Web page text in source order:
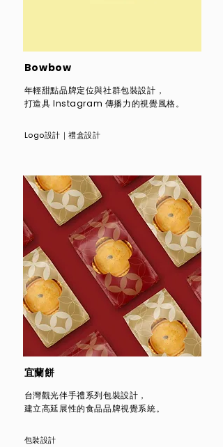
Bowbow
年輕甜點品牌定位與社群包裝設計，
打造具 Instagram 傳播力的視覺風格。
​Logo設計 ｜禮盒設計
宜蘭餅
台灣觀光伴手禮系列包裝設計，
建立高延展性的食品品牌視覺系統。
包裝設計